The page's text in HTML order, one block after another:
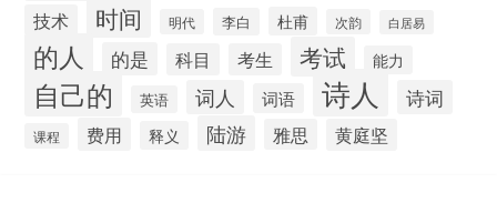
技术 时间 明代 李白 杜甫 次韵 白居易
的人 的是 科目 考生 考试 能力
自己的 英语 词人 词语 诗人 诗词
课程 费用 释义 陆游 雅思 黄庭坚